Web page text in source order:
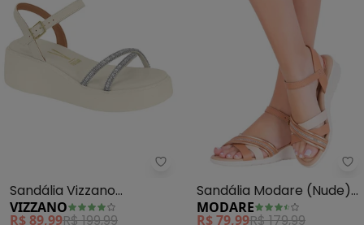
Vizzano - Sandália Vizzano
Sandália Vizzano
(Branco)
VIZZANO
R$ 89,99R$ 199,99
Sandália Modare (Nude)
em Sintético
MODARE
R$ 79,99R$ 179,99